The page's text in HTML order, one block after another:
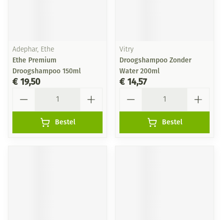
Adephar, Ethe
Ethe Premium
Droogshampoo 150ml
€ 19,50
Bestel
Vitry
Droogshampoo Zonder
Water 200ml
€ 14,57
Bestel